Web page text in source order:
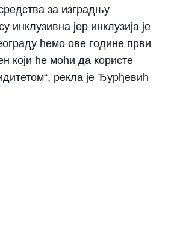
за изградњу
инклузивна јер инклузија је
ћемо ове године први
који ће моћи да користе
рекла је Ђурђевић